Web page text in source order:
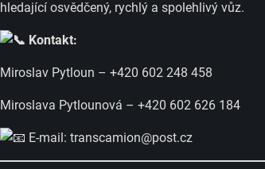
hledající osvědčený, rychlý a spolehlivý vůz.
Kontakt:
Miroslav Pytloun – +420 602 248 458
Miroslava Pytlounová – +420 602 626 184
E-mail: transcamion@post.cz